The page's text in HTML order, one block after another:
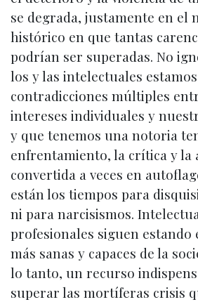
se degrada, justamente en el
histórico en que tantas
podrían ser superadas. No
los y las intelectuales
contradicciones múltiples
intereses individuales y
y que tenemos una notoria
enfrentamiento, la crítica y la
convertida a veces en
están los tiempos para
ni para narcisismos.
profesionales siguen estando
más sanas y capaces de la
lo tanto, un recurso
superar las mortíferas crisis